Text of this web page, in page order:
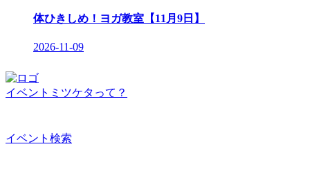
体ひきしめ！ヨガ教室【11月9日】
2026-11-09
イベントミツケタって？
イベント検索